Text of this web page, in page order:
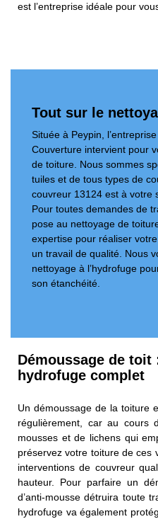
est l’entreprise idéale pour
Tout sur le
Située à Peypin,
Couverture intervient pour
de toiture. Nous sommes
tuiles et de tous types de
couvreur 13124 est à votre
Pour toutes demandes de
pose au nettoyage de
expertise pour réaliser
un travail de qualité. Nous
nettoyage à l’hydrofuge
son étanchéité.
Démoussage de toit
hydrofuge complet
Un démoussage de la toiture
régulièrement, car au
mousses et de lichens qui
préservez votre toiture de ces
interventions de couvreur
hauteur. Pour parfaire un
d’anti-mousse détruira toute
hydrofuge va également